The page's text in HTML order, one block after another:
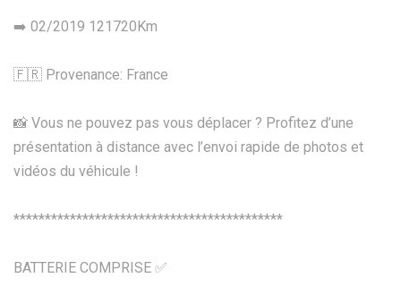
➡️ 02/2019 121720Km
🇫🇷 Provenance: France
📸 Vous ne pouvez pas vous déplacer ? Profitez d’une
présentation à distance avec l’envoi rapide de photos et
vidéos du véhicule !
*******************************************
BATTERIE COMPRISE ✅